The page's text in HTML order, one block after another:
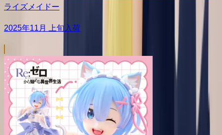
ライズメイドー
2025年11月 上旬入荷